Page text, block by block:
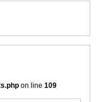
on line 109